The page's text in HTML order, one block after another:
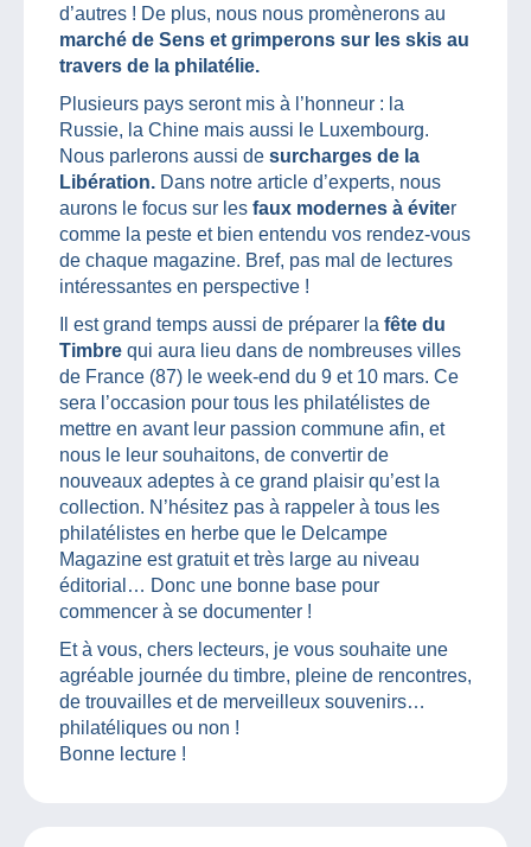
d’autres ! De plus, nous nous promènerons au
marché de Sens et grimperons sur les skis au
travers de la philatélie.
Plusieurs pays seront mis à l’honneur : la
Russie, la Chine mais aussi le Luxembourg.
Nous parlerons aussi de surcharges de la
Libération. Dans notre article d’experts, nous
aurons le focus sur les faux modernes à éviter
comme la peste et bien entendu vos rendez-vous
de chaque magazine. Bref, pas mal de lectures
intéressantes en perspective !
Il est grand temps aussi de préparer la fête du
Timbre qui aura lieu dans de nombreuses villes
de France (87) le week-end du 9 et 10 mars. Ce
sera l’occasion pour tous les philatélistes de
mettre en avant leur passion commune afin, et
nous le leur souhaitons, de convertir de
nouveaux adeptes à ce grand plaisir qu’est la
collection. N’hésitez pas à rappeler à tous les
philatélistes en herbe que le Delcampe
Magazine est gratuit et très large au niveau
éditorial… Donc une bonne base pour
commencer à se documenter !
Et à vous, chers lecteurs, je vous souhaite une
agréable journée du timbre, pleine de rencontres,
de trouvailles et de merveilleux souvenirs…
philatéliques ou non !
Bonne lecture !